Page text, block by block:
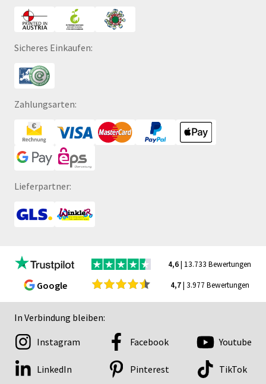
Sicheres Einkaufen:
Zahlungsarten:
Lieferpartner:
4,6| 13.733 Bewertungen
Google 4,7| 3.977 Bewertungen
In Verbindung bleiben:
Instagram Facebook Youtube
LinkedIn Pinterest TikTok